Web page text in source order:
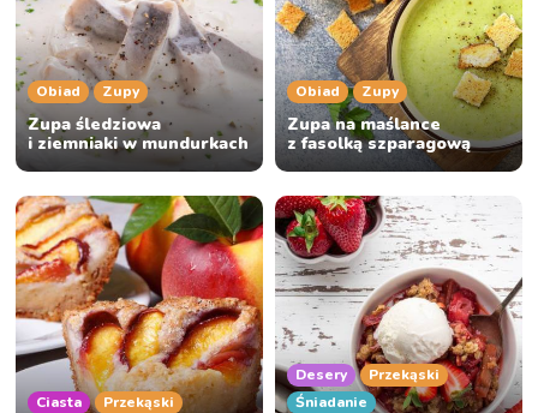
Obiad Zupy
Zupa śledziowa
i ziemniaki w mundurkach
Obiad Zupy
Zupa na maślance
z fasolką szparagową
Ciasta Przekąski
Desery
Przekąski
Śniadanie